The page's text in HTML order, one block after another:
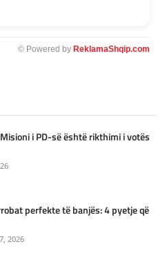
© Powered by ReklamaShqip.com
i PD-së është rikthimi i votës
perfekte të banjës: 4 pyetje që
2026